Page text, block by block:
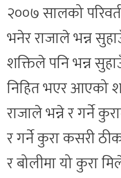
२००७ सालको
भनेर राजाले भन्न
शक्तिले पनि भन्न
निहित भएर आएको
राजाले भन्ने र गर्ने
र गर्ने कुरा कसरी
र बोलीमा यो कुरा